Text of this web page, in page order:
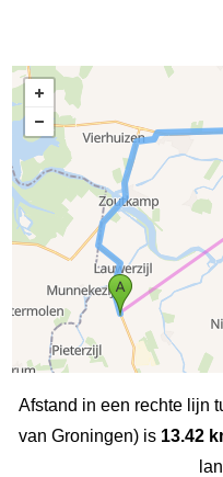
Afstand in een rechte lijn
van Groningen) is 13.42